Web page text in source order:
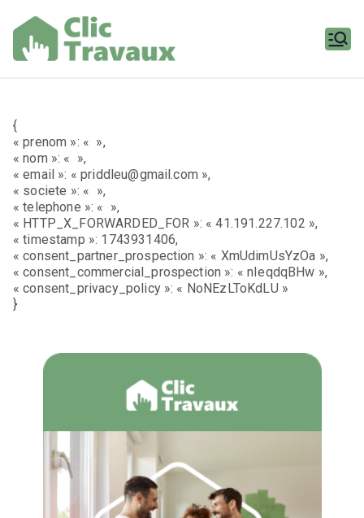
contenu
{
« prenom »: « »,
« nom »: « »,
« email »: « priddleu@gmail.com »,
« societe »: « »,
« telephone »: « »,
« HTTP_X_FORWARDED_FOR »: « 41.191.227.102 »,
« timestamp »: 1743931406,
« consent_partner_prospection »: « XmUdimUsYzOa »,
« consent_commercial_prospection »: « nIeqdqBHw »,
« consent_privacy_policy »: « NoNEzLToKdLU »
}